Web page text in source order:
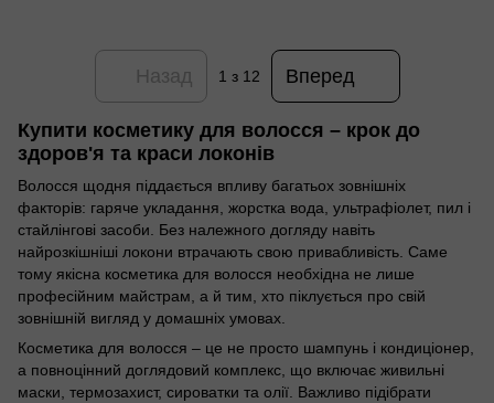
Назад 1 з 12 Вперед
Купити косметику для волосся – крок до
здоров'я та краси локонів
Волосся щодня піддається впливу багатьох зовнішніх
факторів: гаряче укладання, жорстка вода, ультрафіолет, пил і
стайлінгові засоби. Без належного догляду навіть
найрозкішніші локони втрачають свою привабливість. Саме
тому якісна косметика для волосся необхідна не лише
професійним майстрам, а й тим, хто піклується про свій
зовнішній вигляд у домашніх умовах.
Косметика для волосся – це не просто шампунь і кондиціонер,
а повноцінний доглядовий комплекс, що включає живильні
маски, термозахист, сироватки та олії. Важливо підібрати